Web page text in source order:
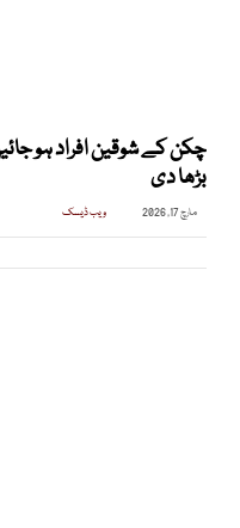
چکن کے شوقین افراد ہو
بڑھا دی
مارچ 17, 2026 ویب ڈیسک